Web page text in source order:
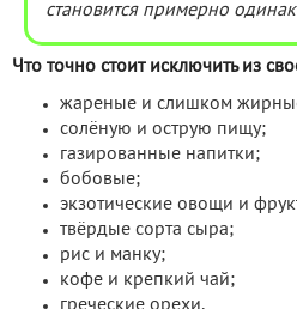
становится примерно
Что точно стоит исключить из
жареные и слишком
солёную и острую пищу;
газированные напитки;
бобовые;
экзотические овощи и
твёрдые сорта сыра;
рис и манку;
кофе и крепкий чай;
греческие орехи.